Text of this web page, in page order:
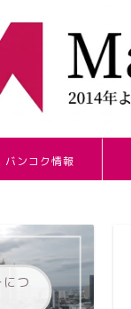
バンコク情報
つ